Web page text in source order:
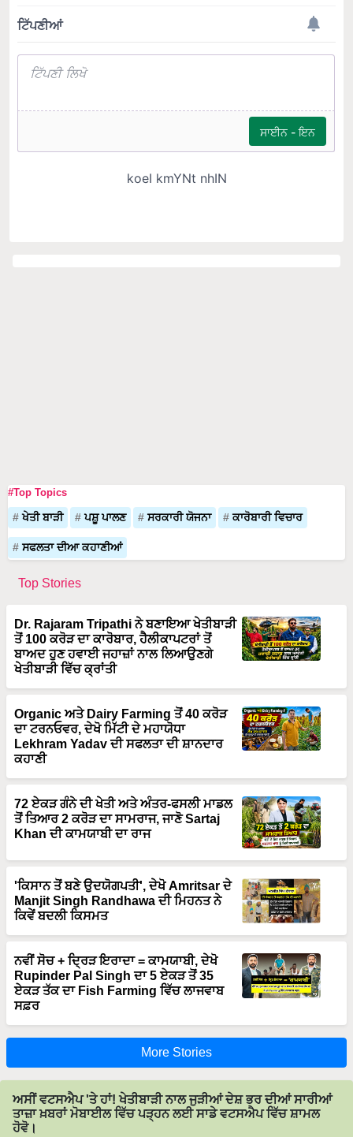
#Top Topics
ਖੇਤੀ ਬਾੜੀ ਪਸ਼ੂ ਪਾਲਣ ਸਰਕਾਰੀ ਯੋਜਨਾ ਕਾਰੋਬਾਰੀ ਵਿਚਾਰ
ਸਫਲਤਾ ਦੀਆ ਕਹਾਣੀਆਂ
Top Stories
Dr. Rajaram Tripathi ਨੇ ਬਣਾਇਆ ਖੇਤੀਬਾੜੀ
ਤੋਂ 100 ਕਰੋੜ ਦਾ ਕਾਰੋਬਾਰ, ਹੈਲੀਕਾਪਟਰਾਂ ਤੋਂ
ਬਾਅਦ ਹੁਣ ਹਵਾਈ ਜਹਾਜ਼ਾਂ ਨਾਲ ਲਿਆਉਣਗੇ
ਖੇਤੀਬਾੜੀ ਵਿੱਚ ਕ੍ਰਾਂਤੀ
Organic ਅਤੇ Dairy Farming ਤੋਂ 40 ਕਰੋੜ
ਦਾ ਟਰਨਓਵਰ, ਦੇਖੋ ਮਿੱਟੀ ਦੇ ਮਹਾਯੋਧਾ
Lekhram Yadav ਦੀ ਸਫਲਤਾ ਦੀ ਸ਼ਾਨਦਾਰ
ਕਹਾਣੀ
72 ਏਕੜ ਗੰਨੇ ਦੀ ਖੇਤੀ ਅਤੇ ਅੰਤਰ-ਫਸਲੀ ਮਾਡਲ
ਤੋਂ ਤਿਆਰ 2 ਕਰੋੜ ਦਾ ਸਾਮਰਾਜ, ਜਾਣੋ Sartaj
Khan ਦੀ ਕਾਮਯਾਬੀ ਦਾ ਰਾਜ
'ਕਿਸਾਨ ਤੋਂ ਬਣੇ ਉਦਯੋਗਪਤੀ', ਦੇਖੋ Amritsar ਦੇ
Manjit Singh Randhawa ਦੀ ਮਿਹਨਤ ਨੇ
ਕਿਵੇਂ ਬਦਲੀ ਕਿਸਮਤ
ਨਵੀਂ ਸੋਚ + ਦ੍ਰਿੜ ਇਰਾਦਾ = ਕਾਮਯਾਬੀ, ਦੇਖੋ
Rupinder Pal Singh ਦਾ 5 ਏਕੜ ਤੋਂ 35
ਏਕੜ ਤੱਕ ਦਾ Fish Farming ਵਿੱਚ ਲਾਜਵਾਬ
ਸਫ਼ਰ
More Stories
ਅਸੀਂ ਵਟਸਐਪ 'ਤੇ ਹਾਂ! ਖੇਤੀਬਾੜੀ ਨਾਲ ਜੁੜੀਆਂ ਦੇਸ਼ ਭਰ ਦੀਆਂ ਸਾਰੀਆਂ
ਤਾਜ਼ਾ ਖ਼ਬਰਾਂ ਮੋਬਾਈਲ ਵਿੱਚ ਪੜ੍ਹਨ ਲਈ ਸਾਡੇ ਵਟਸਐਪ ਵਿੱਚ ਸ਼ਾਮਲ
ਹੋਵੋ।